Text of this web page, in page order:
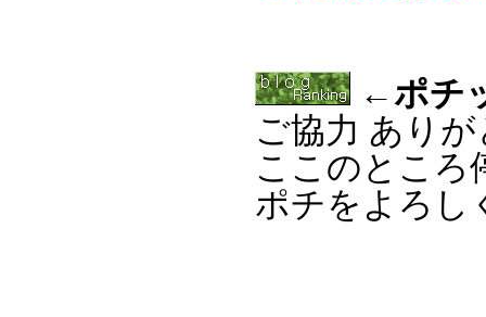
←ポチ
ご協力 あり
ここのとこ
ポチをよろし